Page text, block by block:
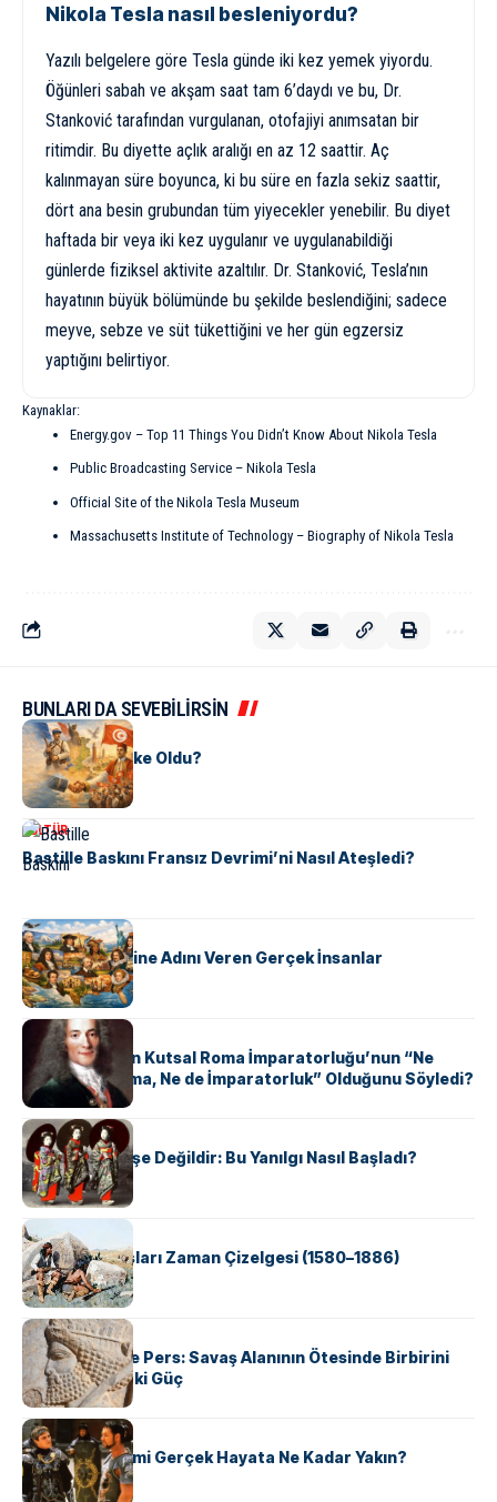
Nikola Tesla nasıl besleniyordu?
Yazılı belgelere göre Tesla günde iki kez yemek yiyordu.
Öğünleri sabah ve akşam saat tam 6’daydı ve bu, Dr.
Stanković tarafından vurgulanan, otofajiyi anımsatan bir
ritimdir. Bu diyette açlık aralığı en az 12 saattir. Aç
kalınmayan süre boyunca, ki bu süre en fazla sekiz saattir,
dört ana besin grubundan tüm yiyecekler yenebilir. Bu diyet
haftada bir veya iki kez uygulanır ve uygulanabildiği
günlerde fiziksel aktivite azaltılır. Dr. Stanković, Tesla’nın
hayatının büyük bölümünde bu şekilde beslendiğini; sadece
meyve, sebze ve süt tükettiğini ve her gün egzersiz
yaptığını belirtiyor.
Kaynaklar:
Energy.gov – Top 11 Things You Didn’t Know About Nikola Tesla
Public Broadcasting Service – Nikola Tesla
Official Site of the Nikola Tesla Museum
Massachusetts Institute of Technology – Biography of Nikola Tesla
BUNLARI DA SEVEBİLİRSİN
KÜLTÜR
Tunus Nasıl Ülke Oldu?
KÜLTÜR
Bastille Baskını Fransız Devrimi’ni Nasıl Ateşledi?
KÜLTÜR
ABD Eyaletlerine Adını Veren Gerçek İnsanlar
KÜLTÜR
Voltaire Neden Kutsal Roma İmparatorluğu’nun “Ne
Kutsal, Ne Roma, Ne de İmparatorluk” Olduğunu Söyledi?
KÜLTÜR
Geyşalar Fahişe Değildir: Bu Yanılgı Nasıl Başladı?
KÜLTÜR
Apache Savaşları Zaman Çizelgesi (1580–1886)
KÜLTÜR
Antik Yunan ve Pers: Savaş Alanının Ötesinde Birbirini
Şekillendiren İki Güç
KÜLTÜR
‘Gladiator’ Filmi Gerçek Hayata Ne Kadar Yakın?